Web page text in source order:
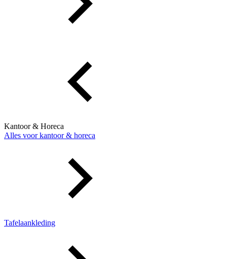
Kantoor & Horeca
Alles voor kantoor & horeca
Tafelaankleding